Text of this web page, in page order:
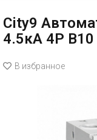
City9
4.5кА 4P
В избранное